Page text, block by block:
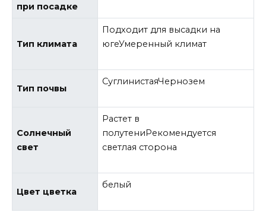
при посадке
Тип климата
Подходит для высадки на
югеУмеренный климат
Тип почвы
СуглинистаяЧернозем
Солнечный
свет
Растет в
полутениРекомендуется
светлая сторона
Цвет цветка
белый